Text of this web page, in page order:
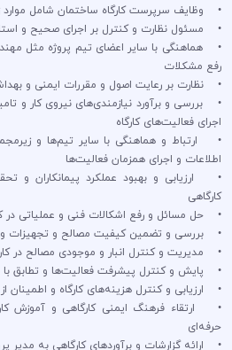
• وظایف سرپرست کارگاه ساختمان شامل موارد
• مسئول نظارت و کنترل بر اجرای صحیح و
• هماهنگی با سایر اعضای تیم پروژه مثل
رفع مشکلات
• نظارت بر رعایت اصول و مقررات ایمنی و
• بررسی و برآورد نیازمندی‌های نیروی کار و
اجرای فعالیت‌های کارگاه
• ارتباط و هماهنگی با سایر تیم‌ها و
اطلاعات و اجرای همزمان فعالیت‌ها
• ارزیابی و بهبود عملکرد پیمانکاران و
کارگاهی
• حل مسائل و رفع اشکالات فنی و عملیاتی در
• بررسی و تضمین کیفیت مصالح و تجهیزات
• مدیریت و کنترل انبار و موجودی مصالح در
• پایش و کنترل پیشرفت فعالیت‌ها و تطابق با
• ارزیابی و کنترل هزینه‌های کارگاه و اطمینان
• ارتقاء فرهنگ ایمنی کارگاهی و آموزش
حرفه‌ای
• ارائه گزارشات و برآوردهای کارگاهی به مدیر